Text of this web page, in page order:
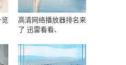
高清网络播放器排名来
了 迅雷看看、